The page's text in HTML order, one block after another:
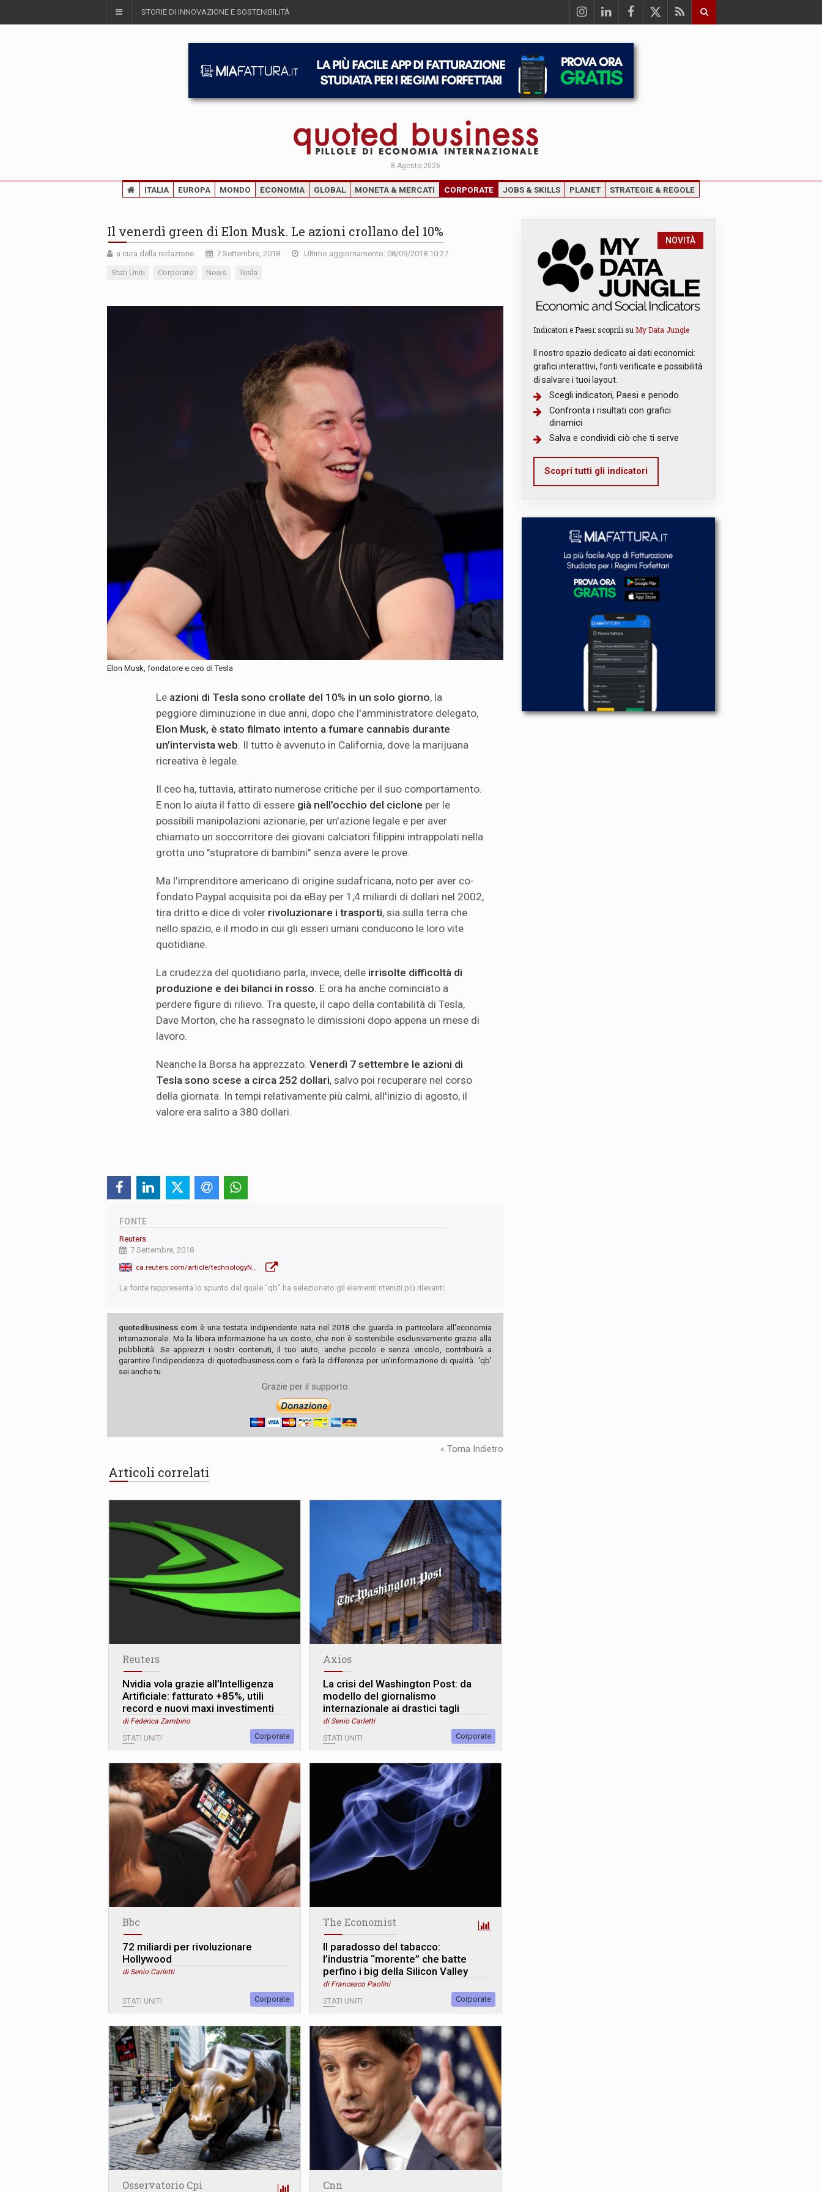
STORIE DI INNOVAZIONE E SOSTENIBILITÀ
8 Agosto 2026
ITALIA EUROPA MONDO ECONOMIA GLOBAL MONETA & MERCATI CORPORATE JOBS & SKILLS PLANET STRATEGIE & REGOLE
Il venerdì green di Elon Musk. Le azioni crollano del 10%
a cura della redazione 7 Settembre, 2018 Ultimo aggiornamento: 08/09/2018 10:27
Stati Uniti Corporate News Tesla
Elon Musk, fondatore e ceo di Tesla
Le azioni di Tesla sono crollate del 10% in un solo giorno, la
peggiore diminuzione in due anni, dopo che l'amministratore delegato,
Elon Musk, è stato filmato intento a fumare cannabis durante
un’intervista web. Il tutto è avvenuto in California, dove la marijuana
ricreativa è legale.
Il ceo ha, tuttavia, attirato numerose critiche per il suo comportamento.
E non lo aiuta il fatto di essere già nell’occhio del ciclone per le
possibili manipolazioni azionarie, per un'azione legale e per aver
chiamato un soccorritore dei giovani calciatori filippini intrappolati nella
grotta uno "stupratore di bambini" senza avere le prove.
Ma l'imprenditore americano di origine sudafricana, noto per aver co-
fondato Paypal acquisita poi da eBay per 1,4 miliardi di dollari nel 2002,
tira dritto e dice di voler rivoluzionare i trasporti, sia sulla terra che
nello spazio, e il modo in cui gli esseri umani conducono le loro vite
quotidiane.
La crudezza del quotidiano parla, invece, delle irrisolte difficoltà di
produzione e dei bilanci in rosso. E ora ha anche cominciato a
perdere figure di rilievo. Tra queste, il capo della contabilità di Tesla,
Dave Morton, che ha rassegnato le dimissioni dopo appena un mese di
lavoro.
Neanche la Borsa ha apprezzato. Venerdì 7 settembre le azioni di
Tesla sono scese a circa 252 dollari, salvo poi recuperare nel corso
della giornata. In tempi relativamente più calmi, all'inizio di agosto, il
valore era salito a 380 dollari.
FONTE
Reuters
7 Settembre, 2018
ca.reuters.com/article/technologyNews/idCAKCN1LN1DM-OCATC
La fonte rappresenta lo spunto dal quale "qb" ha selezionato gli elementi ritenuti più rilevanti.
quotedbusiness.com è una testata indipendente nata nel 2018 che guarda in particolare all'economia
internazionale. Ma la libera informazione ha un costo, che non è sostenibile esclusivamente grazie alla
pubblicità. Se apprezzi i nostri contenuti, il tuo aiuto, anche piccolo e senza vincolo, contribuirà a
garantire l'indipendenza di quotedbusiness.com e farà la differenza per un'informazione di qualità. 'qb'
sei anche tu.
Grazie per il supporto
« Torna Indietro
Articoli correlati
Reuters
Nvidia vola grazie all’Intelligenza
Artificiale: fatturato +85%, utili
record e nuovi maxi investimenti
di Federica Zambino
STATI UNITI Corporate
Axios
La crisi del Washington Post: da
modello del giornalismo
internazionale ai drastici tagli
di Senio Carletti
STATI UNITI Corporate
Bbc
72 miliardi per rivoluzionare
Hollywood
di Senio Carletti
STATI UNITI Corporate
The Economist
Il paradosso del tabacco:
l’industria “morente” che batte
perfino i big della Silicon Valley
di Francesco Paolini
STATI UNITI Corporate
Osservatorio Cpi Cnn
NOVITÀ
Indicatori e Paesi: scoprili su My Data Jungle
Il nostro spazio dedicato ai dati economici:
grafici interattivi, fonti verificate e possibilità
di salvare i tuoi layout.
Scegli indicatori, Paesi e periodo
Confronta i risultati con grafici
dinamici
Salva e condividi ciò che ti serve
Scopri tutti gli indicatori